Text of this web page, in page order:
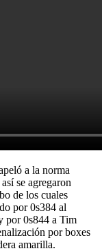
a la norma
se agregaron
de los cuales
por 0s384 al
por 0s844 a Tim
por boxes
amarilla.